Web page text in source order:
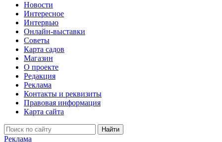
Новости
Интересное
Интервью
Онлайн-выставки
Советы
Карта садов
Магазин
О проекте
Редакция
Реклама
Контакты и реквизиты
Правовая информация
Карта сайта
Найти
Реклама